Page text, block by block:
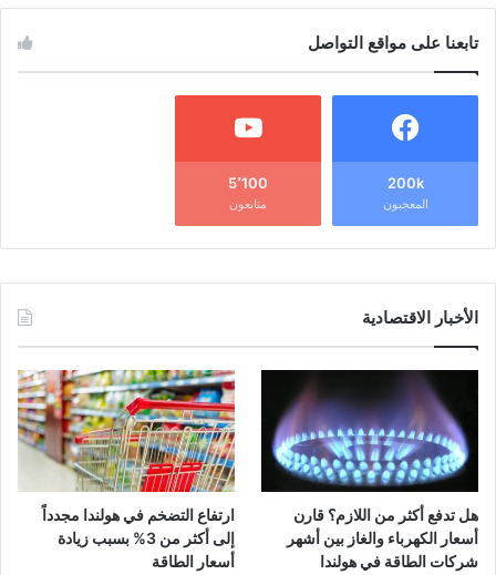
تابعنا على مواقع التواصل
200k
المعجبون
5٬100
متابعون
الأخبار الاقتصادية
هل تدفع أكثر من اللازم؟ قارن
أسعار الكهرباء والغاز بين أشهر
شركات الطاقة في هولندا
ارتفاع التضخم في هولندا مجدداً
إلى أكثر من 3% بسبب زيادة
أسعار الطاقة